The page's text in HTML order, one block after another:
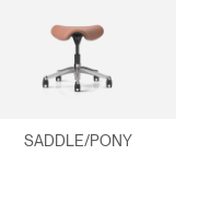
SADDLE/PONY